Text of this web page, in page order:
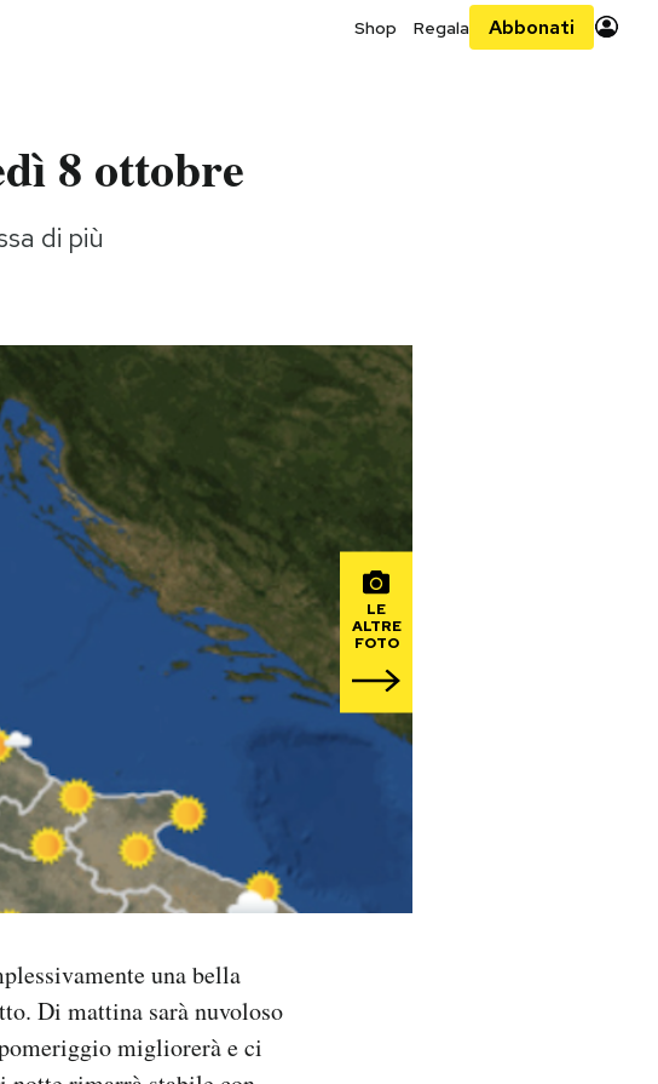
Shop Regala Abbonati
8 ottobre
di più
LE
ALTRE
FOTO
una bella
Di mattina sarà nuvoloso
migliorerà e ci